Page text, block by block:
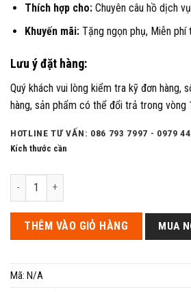
Thích hợp cho:Chuyên câu hồ dịch
Khuyến mãi:Tặng ngọn phụ, Miễn phí
Lưu ý đặt hàng:
Quý khách vui lòng kiểm tra kỹ đơn hàng,
hàng, sản phẩm có thể đổi trả trong vòng
HOTLINE TƯ VẤN: 086 793 7997 - 0979
Kích thước cần
Cần tay Guide Chiến Tầm chuyên Săn hàng
THÊM VÀO GIỎ HÀNG MUA
Mã: N/A